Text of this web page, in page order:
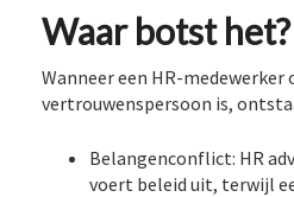
Waar botst het?
Wanneer een HR-medewerker
vertrouwenspersoon is,
Belangenconflict: HR
voert beleid uit, terwijl